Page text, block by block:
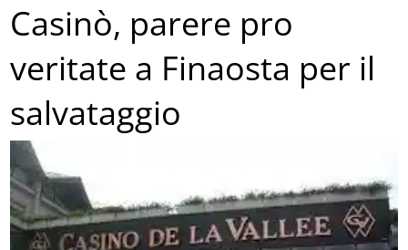
Casinò, parere pro
veritate a Finaosta per il
salvataggio